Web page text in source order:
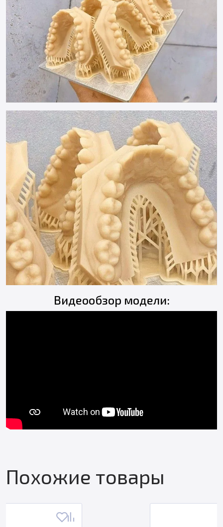
Видеообзор модели:
Похожие товары